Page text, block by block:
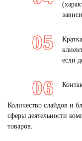
если
Количество слайдов и
сферы деятельности
товаров.